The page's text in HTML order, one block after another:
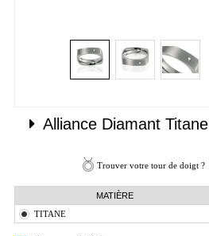
Alliance Diamant Titane
Trouver votre tour de doigt ?
MATIÈRE
TITANE